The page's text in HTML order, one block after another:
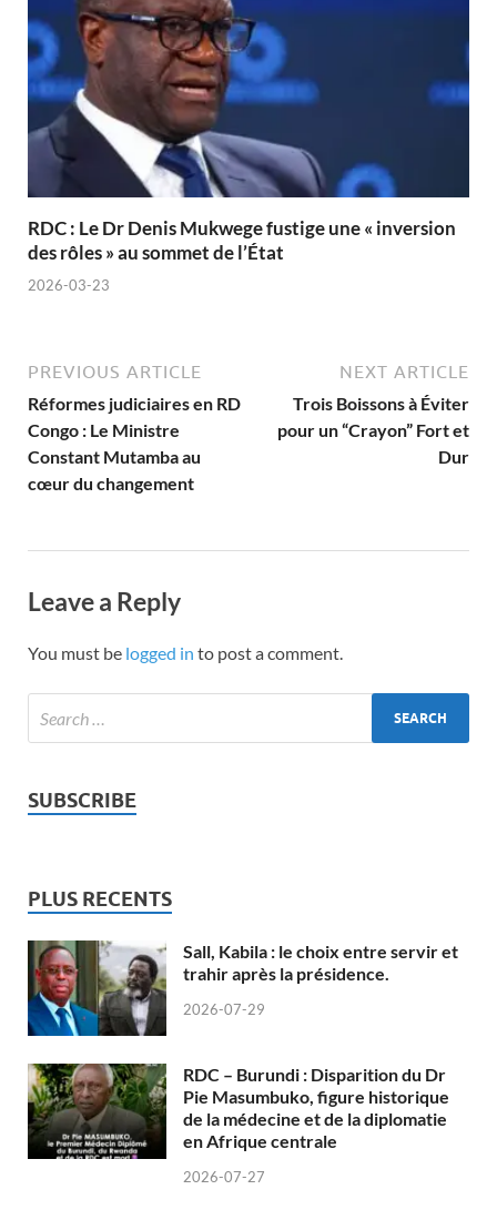
RDC : Le Dr Denis Mukwege fustige une « inversion
des rôles » au sommet de l’État
2026-03-23
PREVIOUS ARTICLE
Réformes judiciaires en RD
Congo : Le Ministre
Constant Mutamba au
cœur du changement
NEXT ARTICLE
Trois Boissons à Éviter
pour un “Crayon” Fort et
Dur
Leave a Reply
You must be logged in to post a comment.
SUBSCRIBE
PLUS RECENTS
Sall, Kabila : le choix entre servir et
trahir après la présidence.
2026-07-29
RDC – Burundi : Disparition du Dr
Pie Masumbuko, figure historique
de la médecine et de la diplomatie
en Afrique centrale
2026-07-27